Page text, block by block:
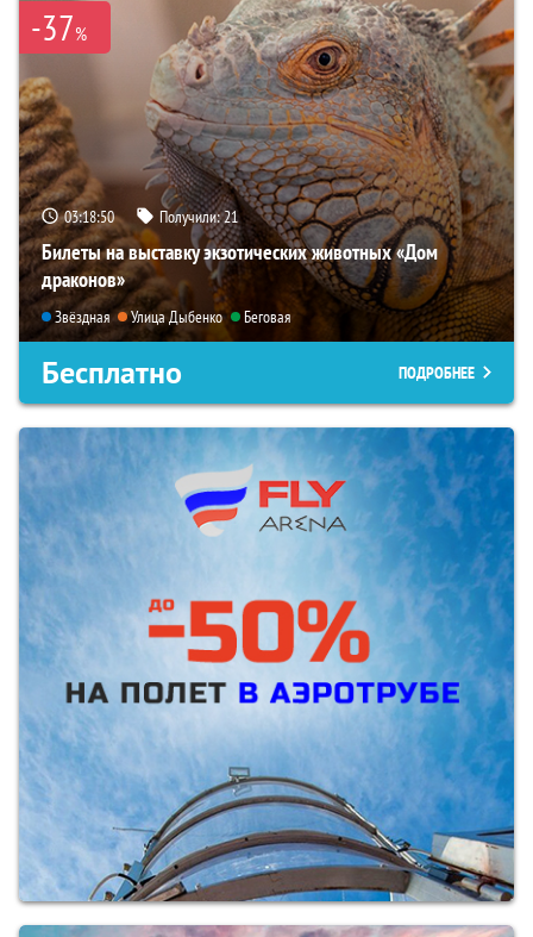
-37%
03:18:48 Получили:21
Билеты на выставку экзотических животных «Дом
драконов»
Звёздная Улица Дыбенко Беговая
Бесплатно ПОДРОБНЕЕ